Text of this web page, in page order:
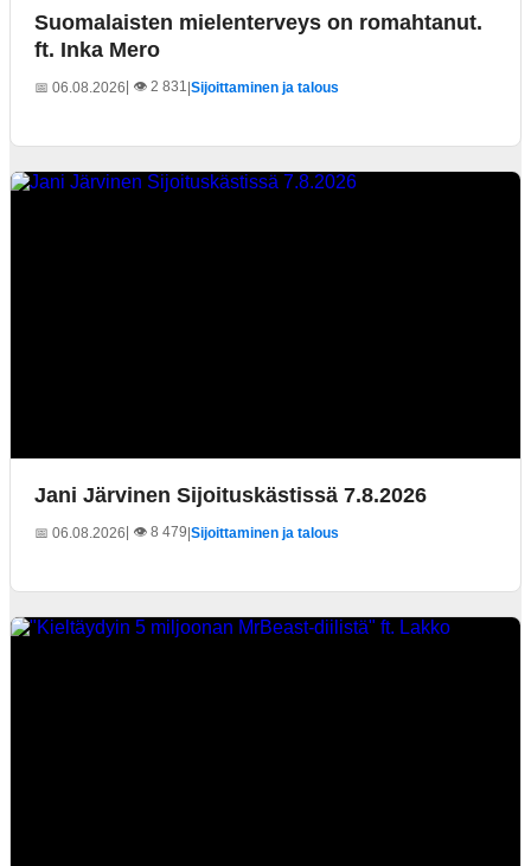
Suomalaisten mielenterveys on romahtanut.
ft. Inka Mero
📅 06.08.2026| 👁️ 2 831 Sijoittaminen ja talous
Jani Järvinen Sijoituskästissä 7.8.2026
📅 06.08.2026| 👁️ 8 479 Sijoittaminen ja talous